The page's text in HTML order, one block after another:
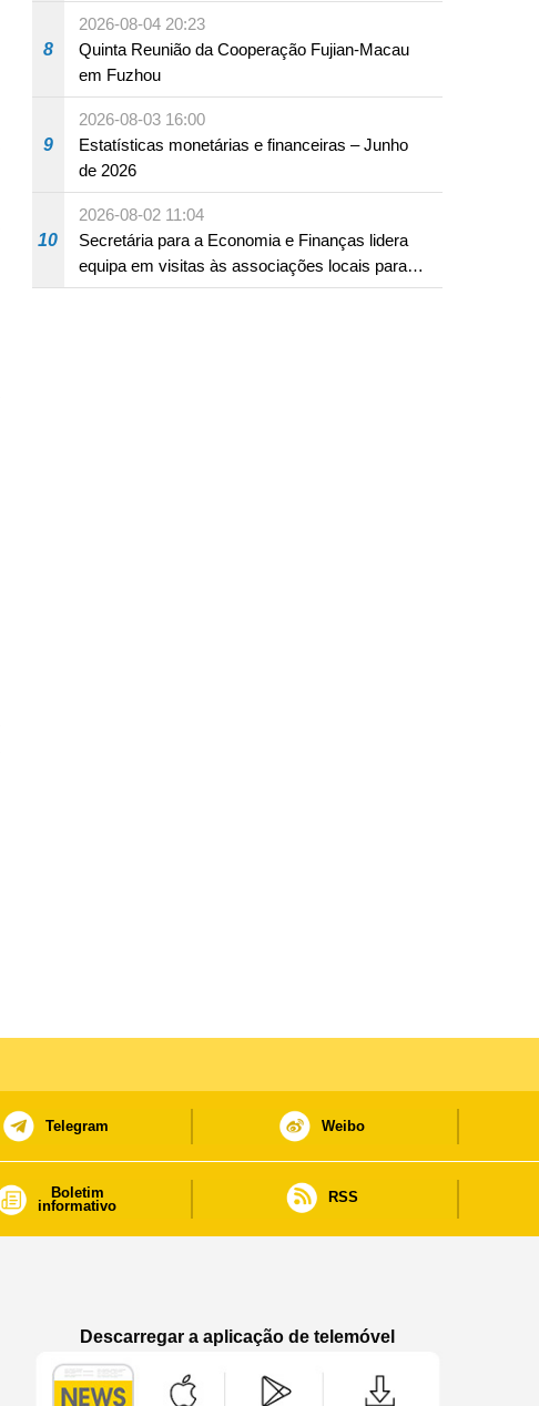
8
2026-08-04 20:23
Quinta Reunião da Cooperação Fujian-Macau
em Fuzhou
9
2026-08-03 16:00
Estatísticas monetárias e financeiras – Junho
de 2026
10
2026-08-02 11:04
Secretária para a Economia e Finanças lidera
equipa em visitas às associações locais para
consolidar consensos e promover os trabalhos
Telegram Weibo
Boletim
informativo
RSS
Descarregar a aplicação de telemóvel